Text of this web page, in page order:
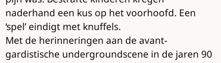
naderhand een kus op het voorhoofd. Een
‘spel’ eindigt met knuffels.
Met de herinneringen aan de avant-
gardistische undergroundscene in de jaren 90